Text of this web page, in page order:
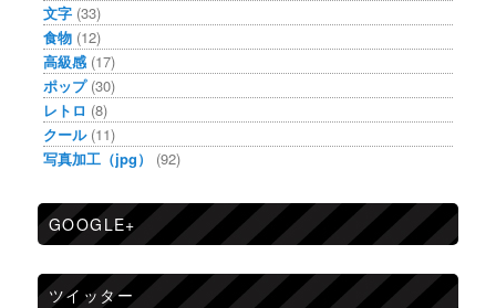
文字 (33)
食物 (12)
高級感 (17)
ポップ(30)
レトロ (8)
クール(11)
写真加工（jpg）
(92)
GOOGLE+
ツイッター